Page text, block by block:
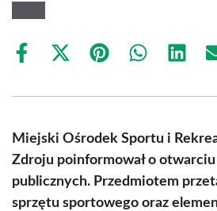
Share
Share
(Twitter)
Share Share Share
Miejski Ośrodek Sportu i
Zdroju poinformował o
publicznych. Przedmiotem
sprzętu sportowego oraz